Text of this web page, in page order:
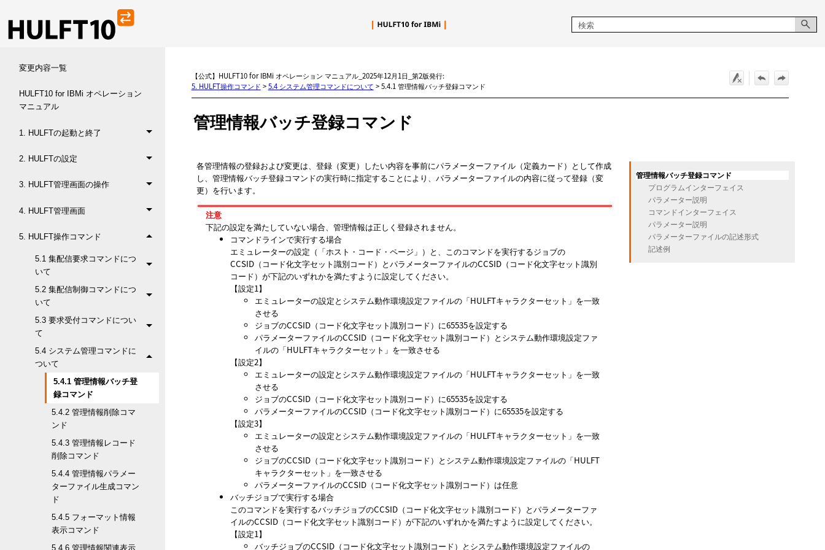
変更内容一覧
HULFT10 for IBMi オペレーション
マニュアル
1. HULFTの起動と終了
2. HULFTの設定
3. HULFT管理画面の操作
4. HULFT管理画面
5. HULFT操作コマンド
5.1 集配信要求コマンドにつ
いて
5.2 集配信制御コマンドにつ
いて
5.3 要求受付コマンドについ
て
5.4 システム管理コマンドに
ついて
5.4.1 管理情報バッチ登
録コマンド
5.4.2 管理情報削除コマ
ンド
5.4.3 管理情報レコード
削除コマンド
5.4.4 管理情報パラメー
ターファイル生成コマン
ド
5.4.5 フォーマット情報
表示コマンド
5.4.6 管理情報関連表示
【公式】HULFT10 for IBMi オペレーション マニュアル_2025年12月1日_第2版発行:
5. HULFT操作コマンド >5.4 システム管理コマンドについて >5.4.1 管理情報バッチ登録コマンド
管理情報バッチ登録コマンド
管理情報バッチ登録コマンド
プログラムインターフェイス
パラメーター説明
コマンドインターフェイス
パラメーター説明
パラメーターファイルの記述形式
記述例
各管理情報の登録および変更は、登録（変更）したい内容を事前にパラメーターファイル（定義カード）として作成
し、管理情報バッチ登録コマンドの実行時に指定することにより、パラメーターファイルの内容に従って登録（変
更）を行います。
注意
下記の設定を満たしていない場合、管理情報は正しく登録されません。
コマンドラインで実行する場合
エミュレーターの設定（「ホスト・コード・ページ」）と、このコマンドを実行するジョブの
CCSID（コード化文字セット識別コード）とパラメーターファイルのCCSID（コード化文字セット識別
コード）が下記のいずれかを満たすように設定してください。
【設定1】
エミュレーターの設定とシステム動作環境設定ファイルの
HULFTキャラクターセット
を一致
させる
ジョブのCCSID（コード化文字セット識別コード）に65535を設定する
パラメーターファイルのCCSID（コード化文字セット識別コード）とシステム動作環境設定ファ
イルの
HULFTキャラクターセット
を一致させる
【設定2】
エミュレーターの設定とシステム動作環境設定ファイルの
HULFTキャラクターセット
を一致
させる
ジョブのCCSID（コード化文字セット識別コード）に65535を設定する
パラメーターファイルのCCSID（コード化文字セット識別コード）に65535を設定する
【設定3】
エミュレーターの設定とシステム動作環境設定ファイルの
HULFTキャラクターセット
を一致
させる
ジョブのCCSID（コード化文字セット識別コード）とシステム動作環境設定ファイルの
HULFT
キャラクターセット
を一致させる
パラメーターファイルのCCSID（コード化文字セット識別コード）は任意
バッチジョブで実行する場合
このコマンドを実行するバッチジョブのCCSID（コード化文字セット識別コード）とパラメーターファ
イルのCCSID（コード化文字セット識別コード）が下記のいずれかを満たすように設定してください。
【設定1】
バッチジョブのCCSID（コード化文字セット識別コード）とシステム動作環境設定ファイルの